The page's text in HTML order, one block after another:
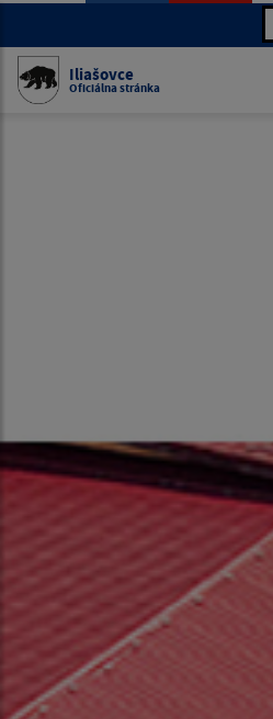
Iliašovce
Oficiálna stránka